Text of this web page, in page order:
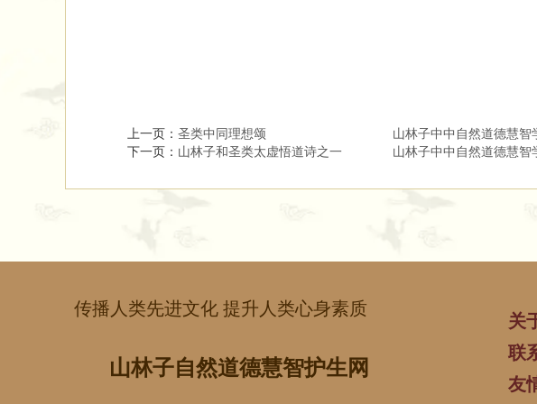
上一页： 圣类中同理想颂​​ ​ ​ ​ ​​ ​ ​ ​ ​ 山林子中中自然道德慧智学系
下一页： 山林子和圣类太虚悟道诗之一​ ​ ​ 山林子中中自然道德慧智
传播人类先进文化 提升人类心身素质
山林子自然道德慧智护生网
关
联
友